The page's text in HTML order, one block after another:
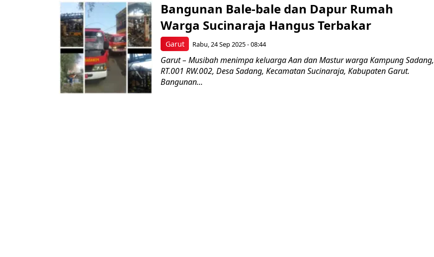
Garut
Bangunan Bale-bale dan Dapur Rumah
Warga Sucinaraja Hangus Terbakar
Rabu, 24 Sep 2025 - 08:44
Garut – Musibah menimpa keluarga Aan dan Mastur warga Kampung Sadang,
RT.001 RW.002, Desa Sadang, Kecamatan Sucinaraja, Kabupaten Garut.
Bangunan...